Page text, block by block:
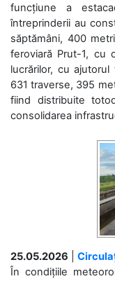
funcțiune a
întreprinderii au
săptămâni, 400
feroviară Prut-1, cu
lucrărilor, cu
631 traverse, 395
fiind distribuite
consolidarea
25.05.2026
În condițiile